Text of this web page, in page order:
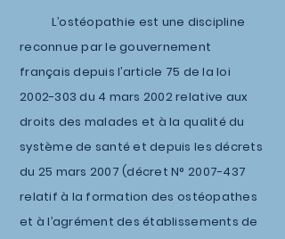
L’ostéopathie est une discipline
reconnue par le gouvernement
français depuis l’article 75 de la loi
2002-303 du 4 mars 2002 relative aux
droits des malades et à la qualité du
système de santé et depuis les décrets
du 25 mars 2007 (décret N° 2007-437
relatif à la formation des ostéopathes
et à l’agrément des établissements de